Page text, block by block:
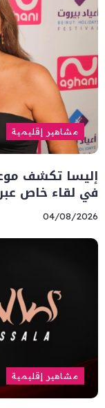
مشاهير إقليمية
إليسا تكشف
في لقاء خاص
04/08/2026
مشاهير إقليمية